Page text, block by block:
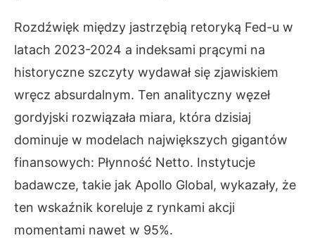
Rozdźwięk między jastrzębią retoryką Fed-u w
latach 2023-2024 a indeksami prącymi na
historyczne szczyty wydawał się zjawiskiem
wręcz absurdalnym. Ten analityczny węzeł
gordyjski rozwiązała miara, która dzisiaj
dominuje w modelach największych gigantów
finansowych: Płynność Netto. Instytucje
badawcze, takie jak Apollo Global, wykazały, że
ten wskaźnik koreluje z rynkami akcji
momentami nawet w 95%.